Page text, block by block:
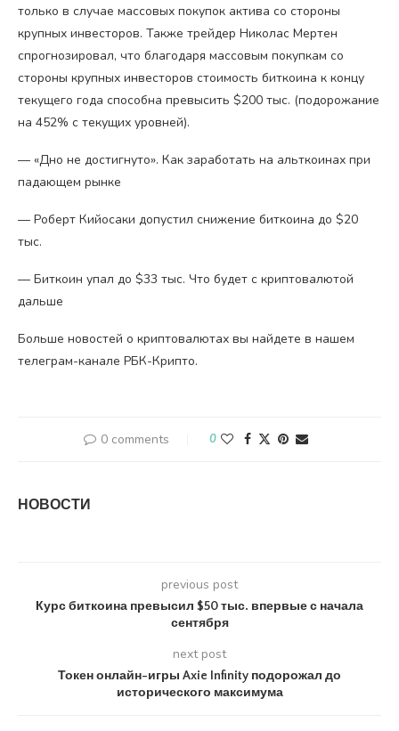
только в случае массовых покупок актива со стороны
крупных инвесторов. Также трейдер Николас Мертен
спрогнозировал, что благодаря массовым покупкам со
стороны крупных инвесторов стоимость биткоина к концу
текущего года способна превысить $200 тыс. (подорожание
на 452% с текущих уровней).
— «Дно не достигнуто». Как заработать на альткоинах при
падающем рынке
— Роберт Кийосаки допустил снижение биткоина до $20
тыс.
— Биткоин упал до $33 тыс. Что будет с криптовалютой
дальше
Больше новостей о криптовалютах вы найдете в нашем
телеграм-канале РБК-Крипто.
0 comments 0
НОВОСТИ
previous post
Курс биткоина превысил $50 тыс. впервые с начала
сентября
next post
Токен онлайн-игры Axie Infinity подорожал до
исторического максимума